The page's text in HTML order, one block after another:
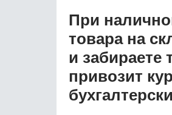
При
товара на
и забираете
привозит